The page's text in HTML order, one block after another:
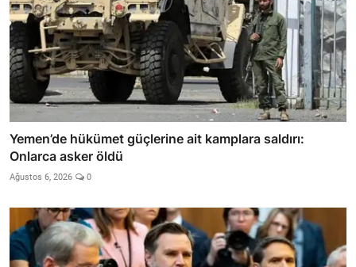
Yemen’de hükümet güçlerine ait kamplara saldırı:
Onlarca asker öldü
Ağustos 6, 2026 0